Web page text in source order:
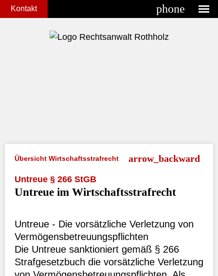
Kontakt phone
Übersicht Wirtschaftsstrafrecht
Untreue § 266 StGB
Untreue im Wirtschaftsstrafrecht
Untreue - Die vorsätzliche Verletzung von
Vermögensbetreuungspflichten
Die Untreue sanktioniert gemäß § 266
Strafgesetzbuch die vorsätzliche Verletzung